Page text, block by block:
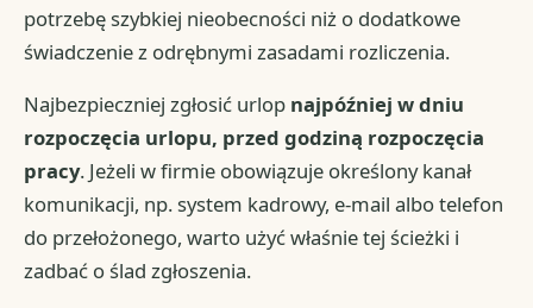
potrzebę szybkiej nieobecności niż o dodatkowe
świadczenie z odrębnymi zasadami rozliczenia.
Najbezpieczniej zgłosić urlop najpóźniej w dniu
rozpoczęcia urlopu, przed godziną rozpoczęcia
pracy. Jeżeli w firmie obowiązuje określony kanał
komunikacji, np. system kadrowy, e-mail albo telefon
do przełożonego, warto użyć właśnie tej ścieżki i
zadbać o ślad zgłoszenia.